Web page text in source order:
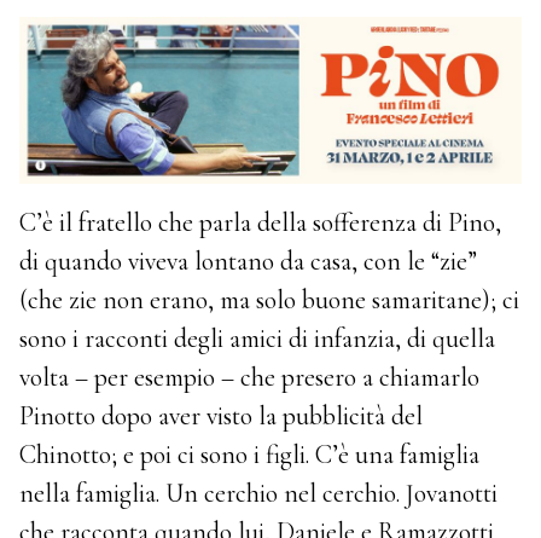
C’è il fratello che parla della sofferenza di Pino,
di quando viveva lontano da casa, con le “zie”
(che zie non erano, ma solo buone samaritane); ci
sono i racconti degli amici di infanzia, di quella
volta – per esempio – che presero a chiamarlo
Pinotto dopo aver visto la pubblicità del
Chinotto; e poi ci sono i figli. C’è una famiglia
nella famiglia. Un cerchio nel cerchio. Jovanotti